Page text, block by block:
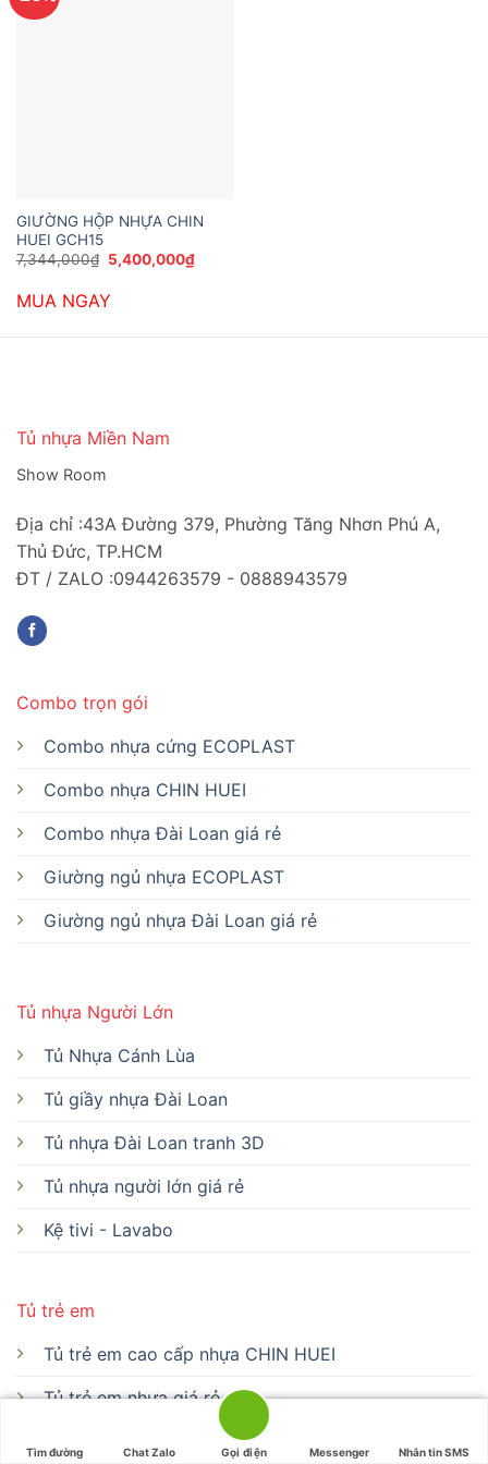
GIƯỜNG HỘP NHỰA CHIN
HUEI GCH15
7,344,000₫ Giá
gốc
7,344,000₫.
5,400,000₫Giá
hiện
MUA NGAY
Tủ nhựa Miền Nam
Show Room
Địa chỉ :43A Đường 379, Phường Tăng Nhơn Phú A,
Thủ Đức, TP.HCM
ĐT / ZALO :0944263579 - 0888943579
Tủ nhựa Người Lớn
Tủ Nhựa Cánh Lùa
Tủ giầy nhựa Đài Loan
Tủ nhựa Đài Loan tranh 3D
Tủ nhựa người lớn giá rẻ
Kệ tivi - Lavabo
Tủ trẻ em
Tủ trẻ em cao cấp nhựa CHIN HUEI
Tủ trẻ em nhựa giá rẻ
Combo trọn gói
Combo nhựa cứng ECOPLAST
Combo nhựa CHIN HUEI
Combo nhựa Đài Loan giá rẻ
Giường ngủ nhựa ECOPLAST
Giường ngủ nhựa Đài Loan giá rẻ
Tìm đường Chat Zalo Gọi điện Messenger Nhắn tin SMS